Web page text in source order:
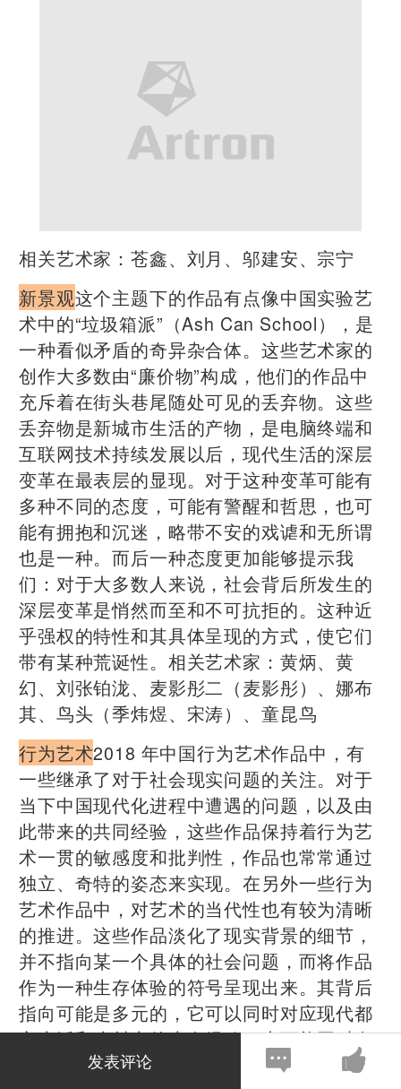
相关艺术家：苍鑫、刘月、邬建安、宗宁
新景观这个主题下的作品有点像中国实验艺
术中的“垃圾箱派”（Ash Can School），是
一种看似矛盾的奇异杂合体。这些艺术家的
创作大多数由“廉价物”构成，他们的作品中
充斥着在街头巷尾随处可见的丢弃物。这些
丢弃物是新城市生活的产物，是电脑终端和
互联网技术持续发展以后，现代生活的深层
变革在最表层的显现。对于这种变革可能有
多种不同的态度，可能有警醒和哲思，也可
能有拥抱和沉迷，略带不安的戏谑和无所谓
也是一种。而后一种态度更加能够提示我
们：对于大多数人来说，社会背后所发生的
深层变革是悄然而至和不可抗拒的。这种近
乎强权的特性和其具体呈现的方式，使它们
带有某种荒诞性。相关艺术家：黄炳、黄
幻、刘张铂泷、麦影彤二（麦影彤）、娜布
其、鸟头（季炜煜、宋涛）、童昆鸟
行为艺术2018 年中国行为艺术作品中，有
一些继承了对于社会现实问题的关注。对于
当下中国现代化进程中遭遇的问题，以及由
此带来的共同经验，这些作品保持着行为艺
术一贯的敏感度和批判性，作品也常常通过
独立、奇特的姿态来实现。在另外一些行为
艺术作品中，对艺术的当代性也有较为清晰
的推进。这些作品淡化了现实背景的细节，
并不指向某一个具体的社会问题，而将作品
作为一种生存体验的符号呈现出来。其背后
指向可能是多元的，它可以同时对应现代都
市生活和乡村中的生存经验，也可能同时在
现实生活和古老的思想资源中找到源头。
发表评论